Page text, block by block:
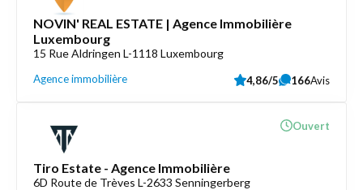
NOVIN' REAL ESTATE | Agence Immobilière
Luxembourg
15 Rue Aldringen L-1118 Luxembourg
Agence immobilière 4,86/5 166Avis
Tiro Estate - Agence Immobilière
6D Route de Trèves L-2633 Senningerberg
Ouvert